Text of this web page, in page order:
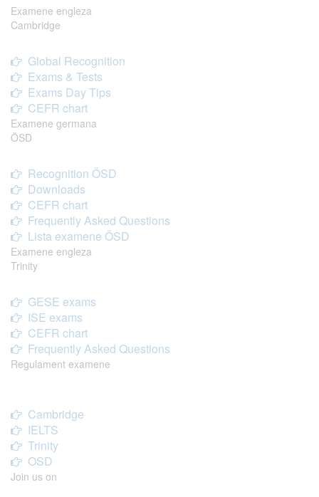
Examene engleza
Cambridge
Global Recognition
Exams & Tests
Exams Day Tips
CEFR chart
Examene germana
ÖSD
Recognition ÖSD
Downloads
CEFR chart
Frequently Asked Questions
Lista examene ÖSD
Examene engleza
Trinity
GESE exams
ISE exams
CEFR chart
Frequently Asked Questions
Regulament examene
Cambridge
IELTS
Trinity
OSD
Join us on